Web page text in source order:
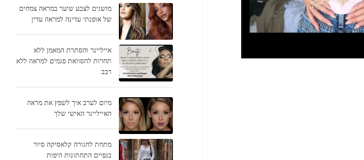
מושגים לצבע שיער במראה צמחים
של אופנתי עדינה למראה עדין
אייליינר והסתרת המאמן ללא
תחרות להסוואת פגמים למראה ללא
רבב
מיום לערב איך לשפץ את מראה
האייליינר האישי שלך
מתחת לחגורה קלאסיקה סיור
בגפיים התחתונות היפות